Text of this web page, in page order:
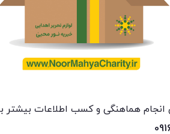
انجام هماهنگی و کسب اطلاعات بیشتر